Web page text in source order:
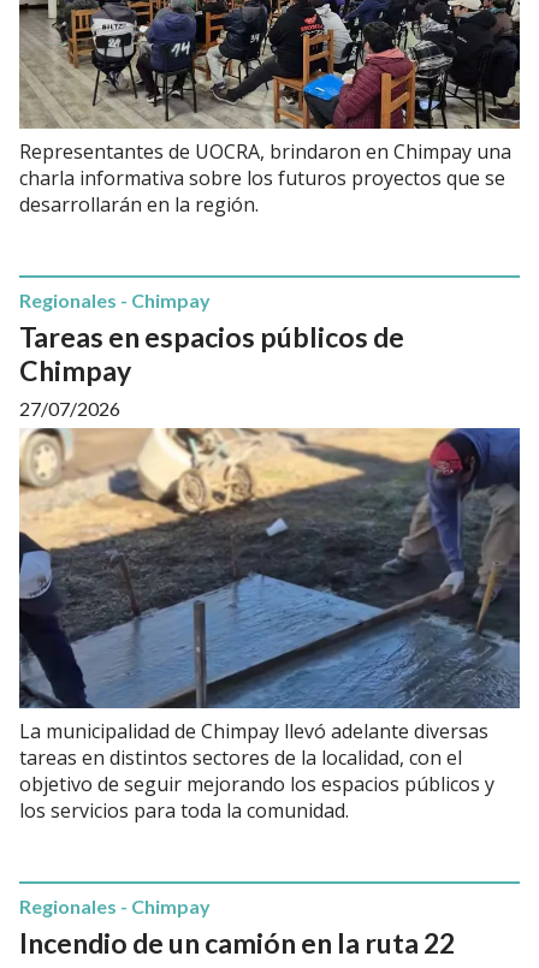
Representantes de UOCRA, brindaron en Chimpay una
charla informativa sobre los futuros proyectos que se
desarrollarán en la región.
Tareas en espacios públicos de
Chimpay
Regionales - Chimpay
27/07/2026
La municipalidad de Chimpay llevó adelante diversas
tareas en distintos sectores de la localidad, con el
objetivo de seguir mejorando los espacios públicos y
los servicios para toda la comunidad.
Incendio de un camión en la ruta 22
Regionales - Chimpay